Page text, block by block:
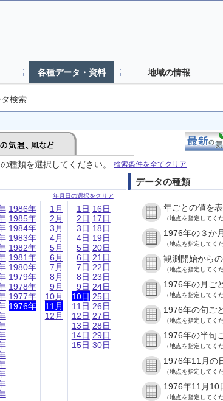
各種データ・資料 地域の情報
検索
種類を選択してください。 検索条件を全てクリア
年月日の選択をクリア
1986年
1985年
1984年
1983年
1982年
1981年
1980年
1979年
1978年
1977年
1976年
1月
2月
3月
4月
5月
6月
7月
8月
9月
10月
11月
12月
1日
2日
3日
4日
5日
6日
7日
8日
9日
10日
11日
12日
13日
14日
15日
16日
17日
18日
19日
20日
21日
22日
23日
24日
25日
26日
27日
28日
29日
30日
データの種類
年ごとの値を
（地点を指定してく
1976年の３か
（地点を指定してく
観測開始から
（地点を指定してく
1976年の月ご
（地点を指定してく
1976年の旬ご
（地点を指定してく
1976年の半旬
（地点を指定してく
1976年11月の
（地点を指定してく
1976年11月10
（地点を指定してく